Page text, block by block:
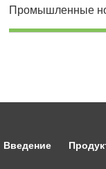
Промышленные
Введение